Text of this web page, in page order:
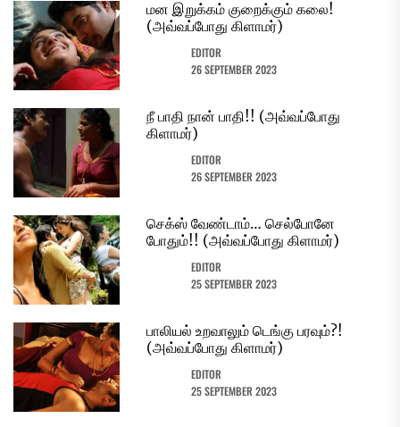
மன இறுக்கம் குறைக்கும் கலை!
(அவ்வப்போது கிளாமர்)
EDITOR
26 SEPTEMBER 2023
நீ பாதி நான் பாதி!! (அவ்வப்போது
கிளாமர்)
EDITOR
26 SEPTEMBER 2023
செக்ஸ் வேண்டாம்… செல்போனே
போதும்!! (அவ்வப்போது கிளாமர்)
EDITOR
25 SEPTEMBER 2023
பாலியல் உறவாலும் டெங்கு பரவும்?!
(அவ்வப்போது கிளாமர்)
EDITOR
25 SEPTEMBER 2023